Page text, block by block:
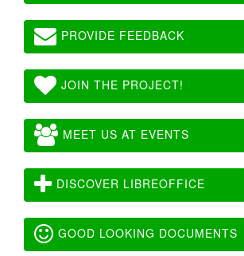
PROVIDE FEEDBACK
JOIN THE PROJECT!
MEET US AT EVENTS
DISCOVER LIBREOFFICE
GOOD LOOKING DOCUMENTS